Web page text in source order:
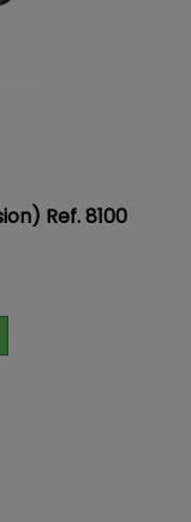
Ref. 8100